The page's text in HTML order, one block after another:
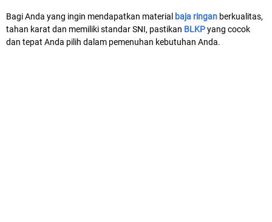
Bagi Anda yang ingin mendapatkan material baja ringan berkualitas,
tahan karat dan memiliki standar SNI, pastikan BLKPyang cocok
dan tepat Anda pilih dalam pemenuhan kebutuhan Anda.